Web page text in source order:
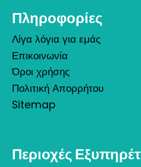
Πληροφορίες
Λίγα λόγια για εμάς
Επικοινωνία
Όροι χρήσης
Πολιτική Απορρήτου
Sitemap
Περιοχές